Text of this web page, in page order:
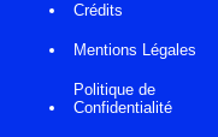
Crédits
Mentions Légales
Politique de
Confidentialité